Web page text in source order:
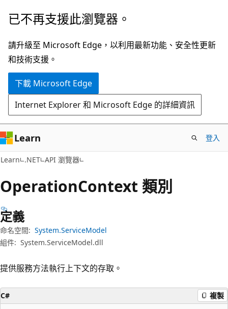
跳
主
要
內
跳
頁
面
內
覽
已不再支援此瀏覽器。
請升級至 Microsoft Edge，以利用最新功能、安全性更新
和技術支援。
下載 Microsoft Edge
Internet Explorer 和 Microsoft Edge 的詳細資訊
Learn 登入
Learn .NET API 瀏覽器
OperationContext 類別
定義
命名空間: System.ServiceModel
組件: System.ServiceModel.dll
提供服務方法執行上下文的存取。
C# 複製